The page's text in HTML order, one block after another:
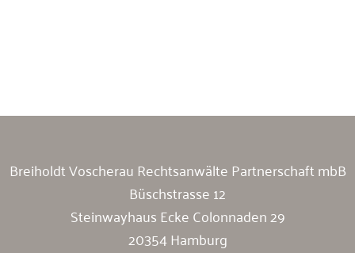
Breiholdt Voscherau Rechtsanwälte Partnerschaft mbB
Büschstrasse 12
Steinwayhaus Ecke Colonnaden 29
20354 Hamburg